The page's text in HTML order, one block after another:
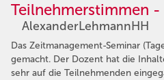
Teilnehmerstimmen
AlexanderLehmannHH
Das Zeitmanagement-Seminar
gemacht. Der Dozent hat die
sehr auf die Teilnehmenden